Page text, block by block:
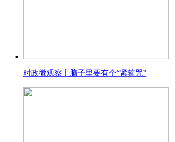
时政微观察丨脑子里要有个“紧箍咒”